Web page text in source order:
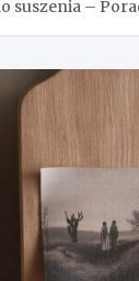
suszenia –